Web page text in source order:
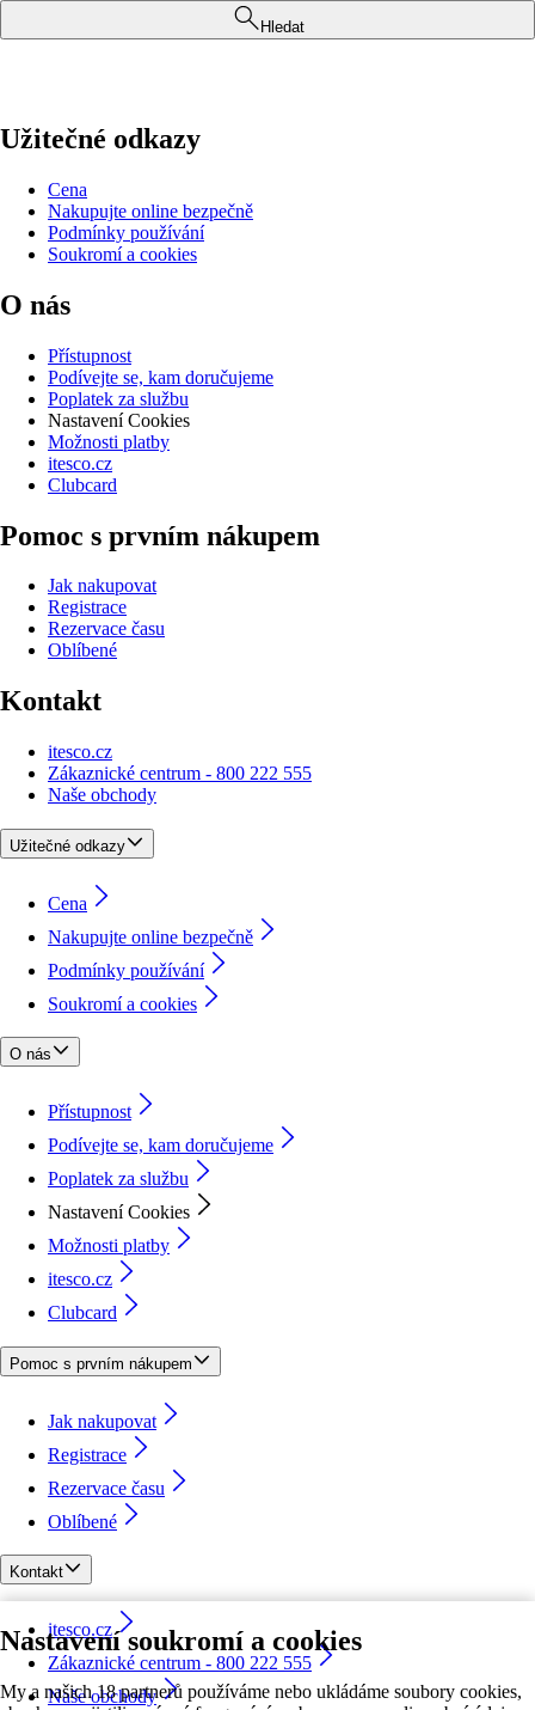
Nastavení soukromí a cookies
My a našich 18 partnerů používáme nebo ukládáme soubory cookies,
Hledat
Užitečné odkazy
Cena
Nakupujte online bezpečně
Podmínky používání
Soukromí a cookies
O nás
Přístupnost
Podívejte se, kam doručujeme
Poplatek za službu
Nastavení Cookies
Možnosti platby
itesco.cz
Clubcard
Pomoc s prvním nákupem
Jak nakupovat
Registrace
Rezervace času
Oblíbené
Kontakt
itesco.cz
Zákaznické centrum - 800 222 555
Naše obchody
Užitečné odkazy
Cena
Nakupujte online bezpečně
Podmínky používání
Soukromí a cookies
O nás
Přístupnost
Podívejte se, kam doručujeme
Poplatek za službu
Nastavení Cookies
Možnosti platby
itesco.cz
Clubcard
Pomoc s prvním nákupem
Jak nakupovat
Registrace
Rezervace času
Oblíbené
Kontakt
itesco.cz
Zákaznické centrum - 800 222 555
Naše obchody